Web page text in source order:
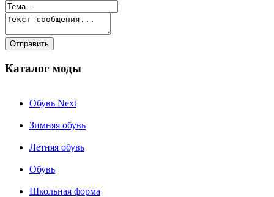
Каталог моды
Обувь Next
Зимняя обувь
Летняя обувь
Обувь
Школьная форма